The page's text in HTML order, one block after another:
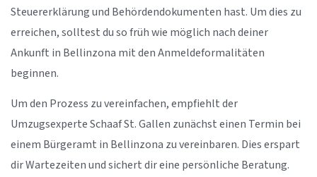
Steuererklärung und Behördendokumenten hast. Um dies zu
erreichen, solltest du so früh wie möglich nach deiner
Ankunft in Bellinzona mit den Anmeldeformalitäten
beginnen.
Um den Prozess zu vereinfachen, empfiehlt der
Umzugsexperte Schaaf St. Gallen zunächst einen Termin bei
einem Bürgeramt in Bellinzona zu vereinbaren. Dies erspart
dir Wartezeiten und sichert dir eine persönliche Beratung.